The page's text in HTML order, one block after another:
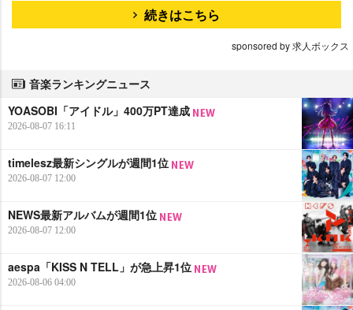
続きはこちら
sponsored by 求人ボックス
音楽ランキングニュース
YOASOBI「アイドル」400万PT達成
2026-08-07 16:11
timelesz最新シングルが週間1位
2026-08-07 12:00
NEWS最新アルバムが週間1位
2026-08-07 12:00
aespa「KISS N TELL」が急上昇1位
2026-08-06 04:00